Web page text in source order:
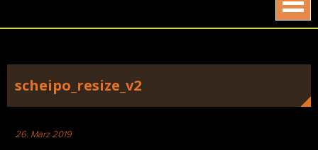
scheipo_resize_v2
26. März 2019